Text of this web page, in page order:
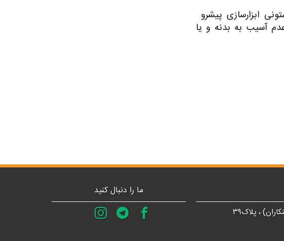
ابزارسازی پیشرو
آسیب به بدنه و یا
، پلاک۳۹
ما را دنبال کنید